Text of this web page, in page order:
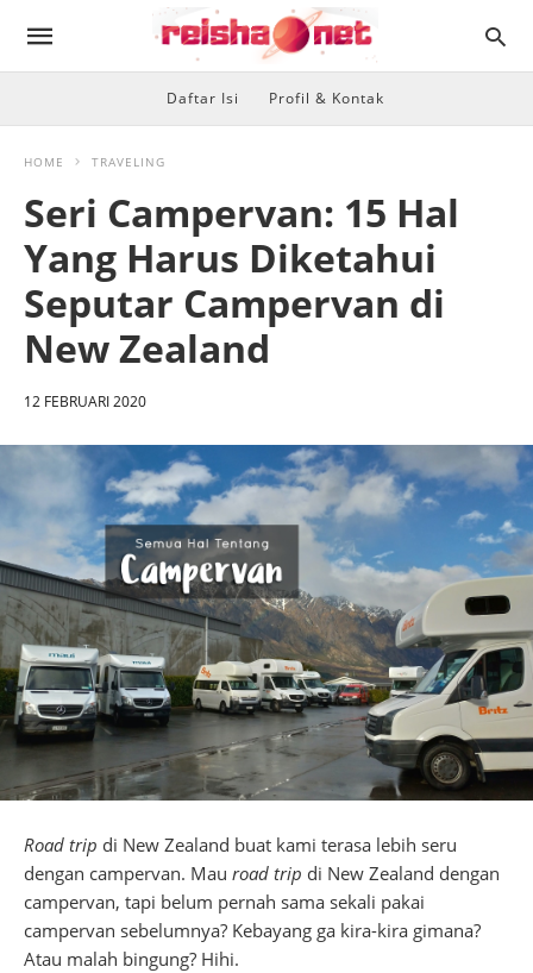
Daftar Isi Profil & Kontak
HOME TRAVELING
Seri Campervan: 15 Hal
Yang Harus Diketahui
Seputar Campervan di
New Zealand
12 FEBRUARI 2020
Road trip di New Zealand buat kami terasa lebih seru
dengan campervan. Mau road trip di New Zealand dengan
campervan, tapi belum pernah sama sekali pakai
campervan sebelumnya? Kebayang ga kira-kira gimana?
Atau malah bingung? Hihi.